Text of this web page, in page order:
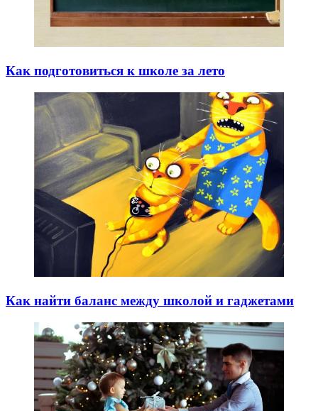
Как подготовиться к школе за лето
Как найти баланс между школой и гаджетами